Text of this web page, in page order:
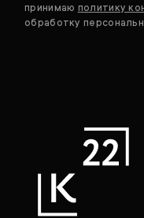
принимаю политику
обработку